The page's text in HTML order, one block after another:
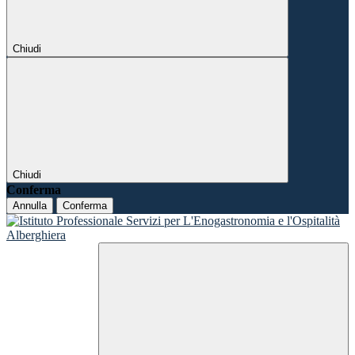
Chiudi
Chiudi
Conferma
Annulla Conferma